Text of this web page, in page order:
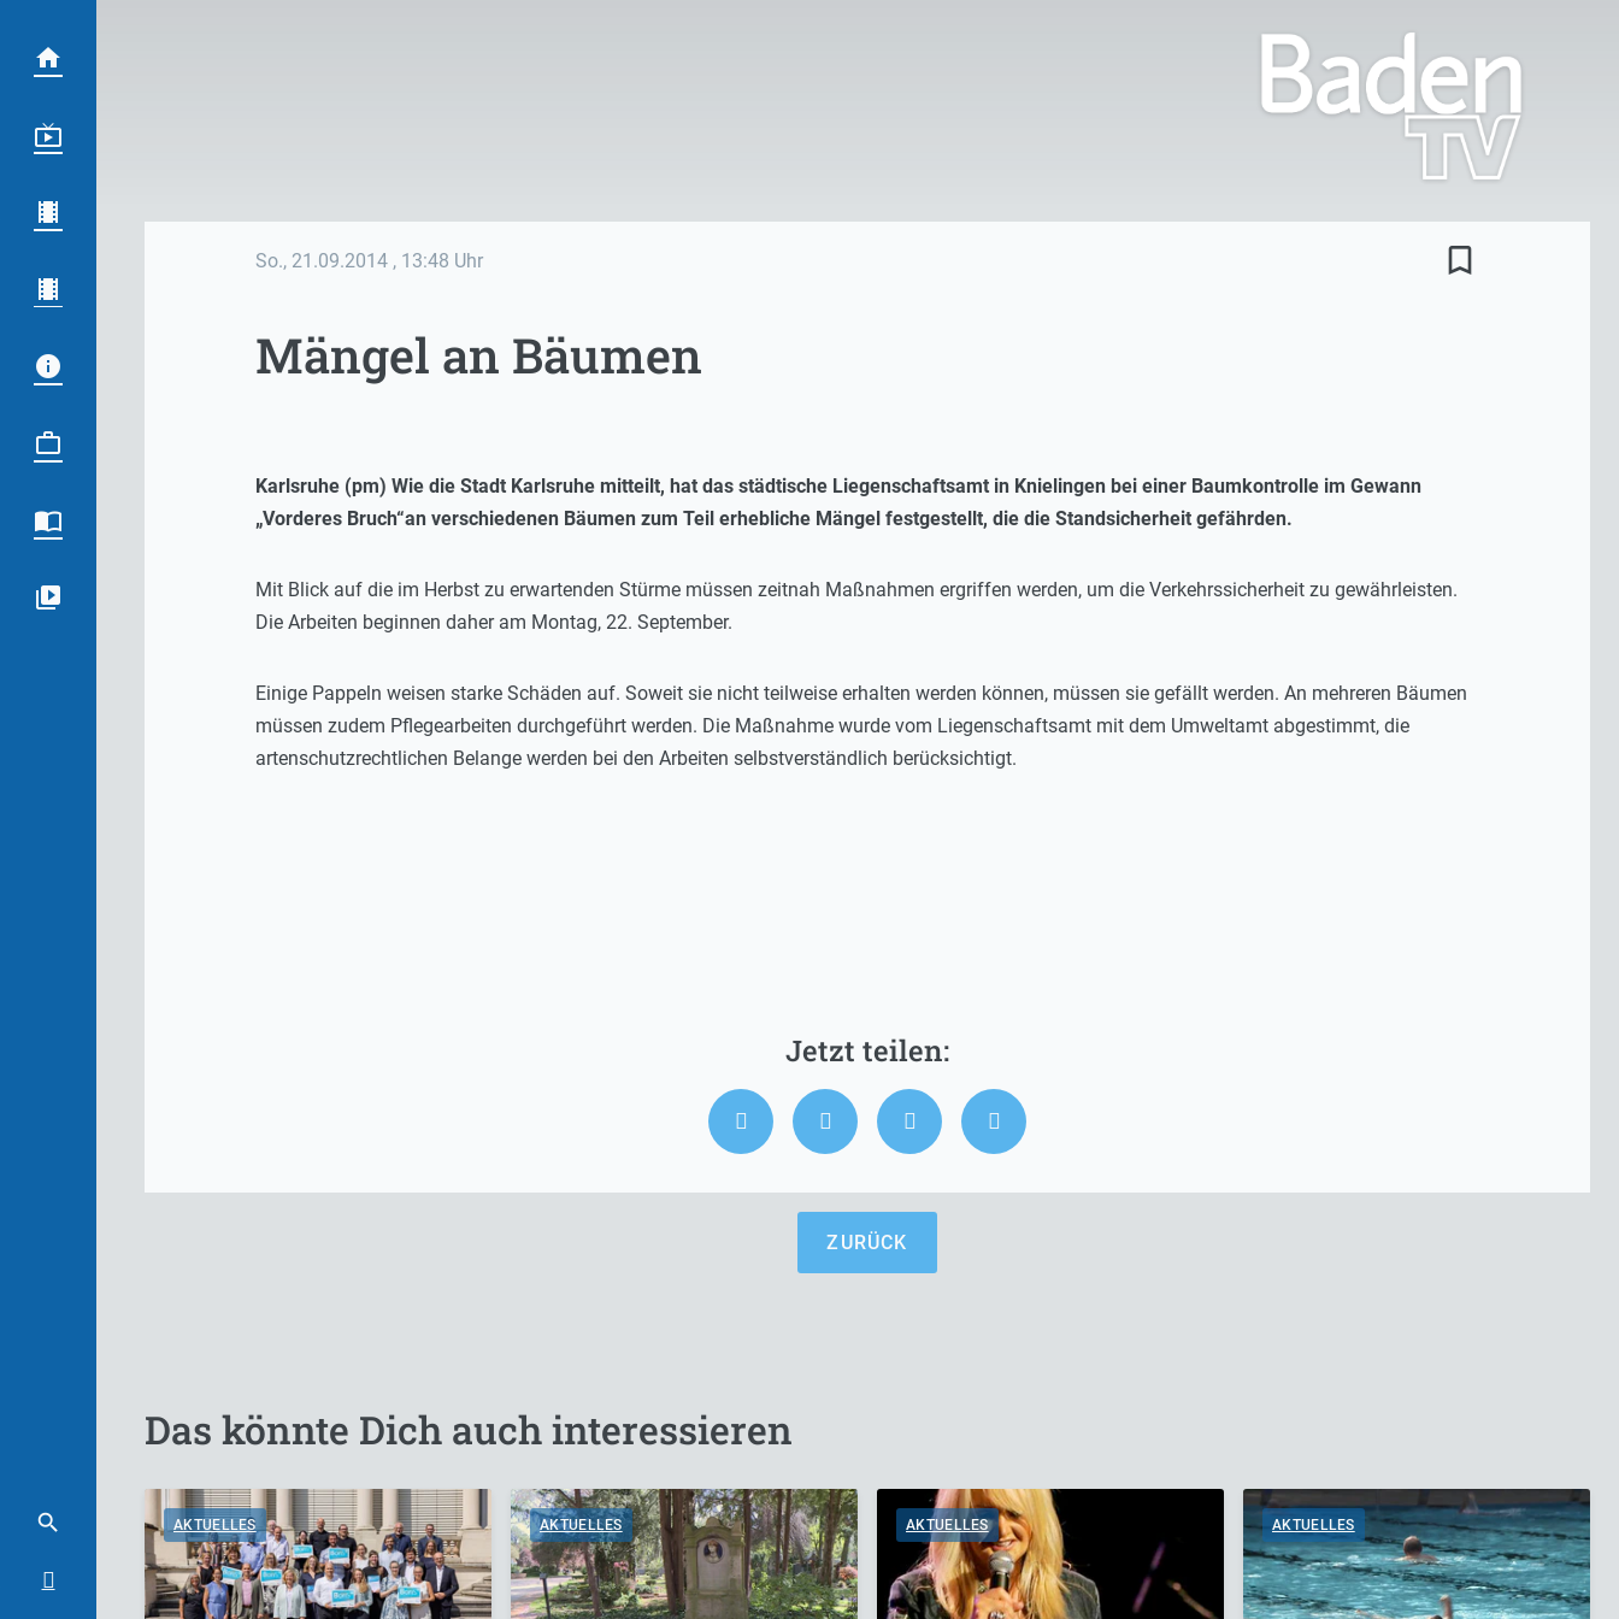
So., 21.09.2014 , 13:48 Uhr bookmark_border
Mängel an Bäumen
Karlsruhe (pm) Wie die Stadt Karlsruhe mitteilt, hat das städtische Liegenschaftsamt in Knielingen bei einer Baumkontrolle im Gewann
„Vorderes Bruch“an verschiedenen Bäumen zum Teil erhebliche Mängel festgestellt, die die Standsicherheit gefährden.
Mit Blick auf die im Herbst zu erwartenden Stürme müssen zeitnah Maßnahmen ergriffen werden, um die Verkehrssicherheit zu gewährleisten.
Die Arbeiten beginnen daher am Montag, 22. September.
Einige Pappeln weisen starke Schäden auf. Soweit sie nicht teilweise erhalten werden können, müssen sie gefällt werden. An mehreren Bäumen
müssen zudem Pflegearbeiten durchgeführt werden. Die Maßnahme wurde vom Liegenschaftsamt mit dem Umweltamt abgestimmt, die
artenschutzrechtlichen Belange werden bei den Arbeiten selbstverständlich berücksichtigt.
ZURÜCK
Das könnte Dich auch interessieren
AKTUELLES AKTUELLES AKTUELLES AKTUELLES